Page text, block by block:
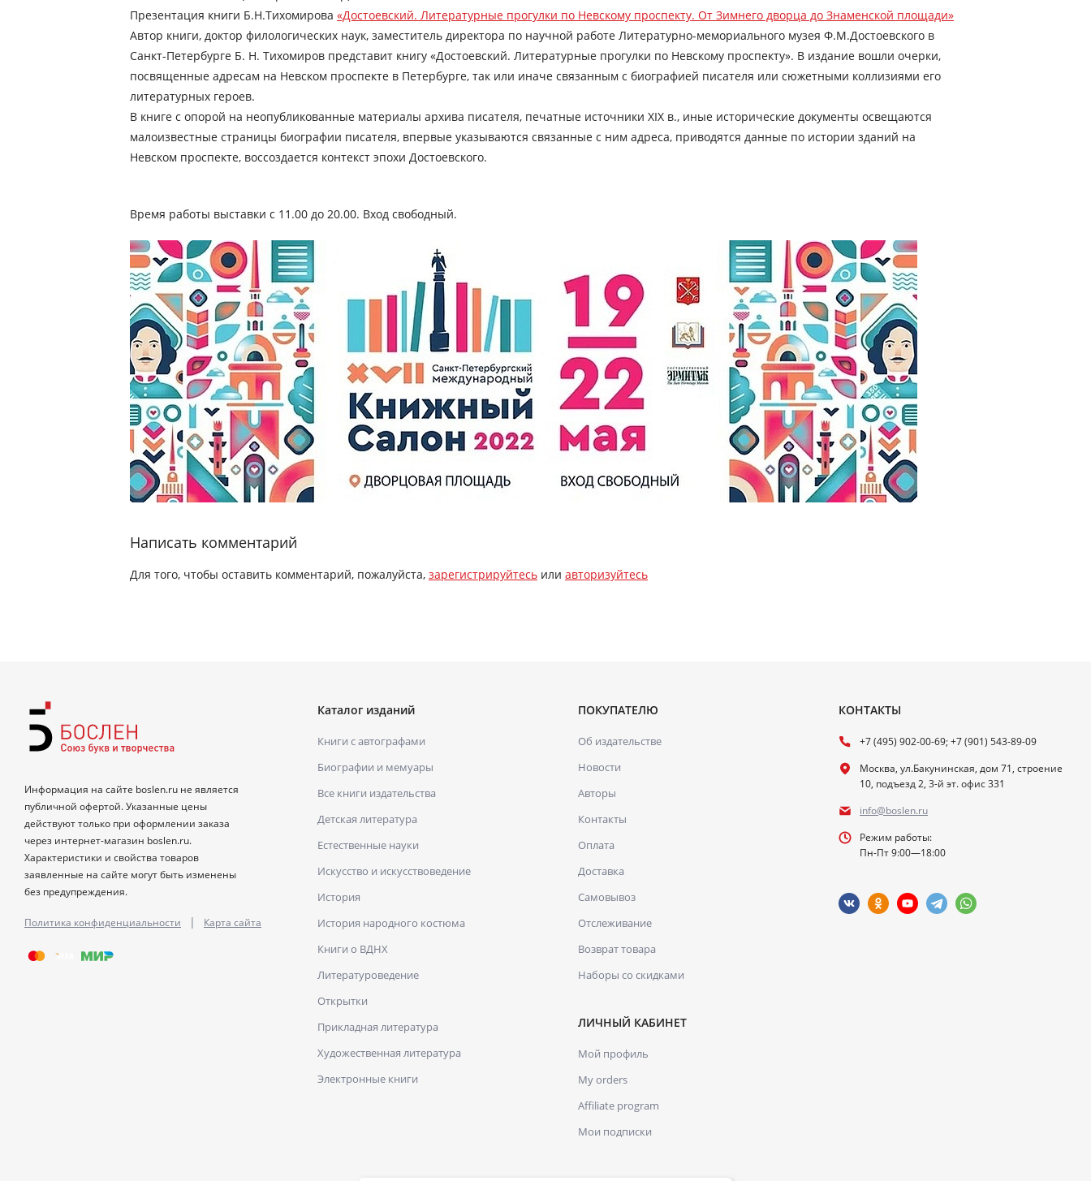
Презентация книги Б.Н.Тихомирова «Достоевский. Литературные прогулки по Невскому проспекту. От Зимнего дворца до Знаменской площади»
Автор книги, доктор филологических наук, заместитель директора по научной работе Литературно-мемориального музея Ф.М.Достоевского в
Санкт-Петербурге Б. Н. Тихомиров представит книгу «Достоевский. Литературные прогулки по Невскому проспекту». В издание вошли очерки,
посвященные адресам на Невском проспекте в Петербурге, так или иначе связанным с биографией писателя или сюжетными коллизиями его
литературных героев.
В книге с опорой на неопубликованные материалы архива писателя, печатные источники ХIХ в., иные исторические документы освещаются
малоизвестные страницы биографии писателя, впервые указываются связанные с ним адреса, приводятся данные по истории зданий на
Невском проспекте, воссоздается контекст эпохи Достоевского.
Время работы выставки с 11.00 до 20.00. Вход свободный.
Написать комментарий
Для того, чтобы оставить комментарий, пожалуйста, зарегистрируйтесь или авторизуйтесь
Информация на сайте boslen.ru не является
публичной офертой. Указанные цены
действуют только при оформлении заказа
через интернет-магазин boslen.ru.
Характеристики и свойства товаров
заявленные на сайте могут быть изменены
без предупреждения.
Политика конфиденциальности | Карта сайта
Каталог изданий
Книги с автографами
Биографии и мемуары
Все книги издательства
Детская литература
Естественные науки
Искусство и искусствоведение
История
История народного костюма
Книги о ВДНХ
Литературоведение
Открытки
Прикладная литература
Художественная литература
Электронные книги
ПОКУПАТЕЛЮ
Об издательстве
Новости
Авторы
Контакты
Оплата
Доставка
Самовывоз
Отслеживание
Возврат товара
Наборы со скидками
ЛИЧНЫЙ КАБИНЕТ
Мой профиль
My orders
Affiliate program
Мои подписки
КОНТАКТЫ
+7 (495) 902-00-69; +7 (901) 543-89-09
Москва, ул.Бакунинская, дом 71, строение
10, подъезд 2, 3-й эт. офис 331
info@boslen.ru
Режим работы:
Пн-Пт 9:00—18:00